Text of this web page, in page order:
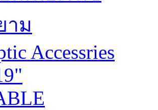
าม
Accessries